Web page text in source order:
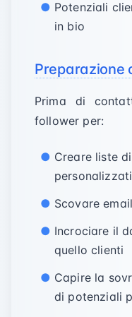
Potenziali
in bio
Preparazione
Prima di
follower per:
Creare liste
personalizzati
Scovare
Incrociare il
quello clienti
Capire la
di potenziali